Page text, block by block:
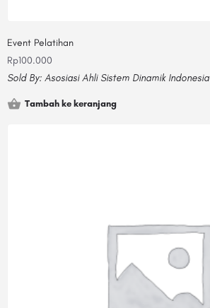
Event Pelatihan
Rp100.000
Sold By: Asosiasi Ahli Sistem Dinamik Indonesia
Tambah ke keranjang